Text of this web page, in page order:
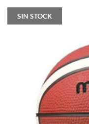
SIN STOCK